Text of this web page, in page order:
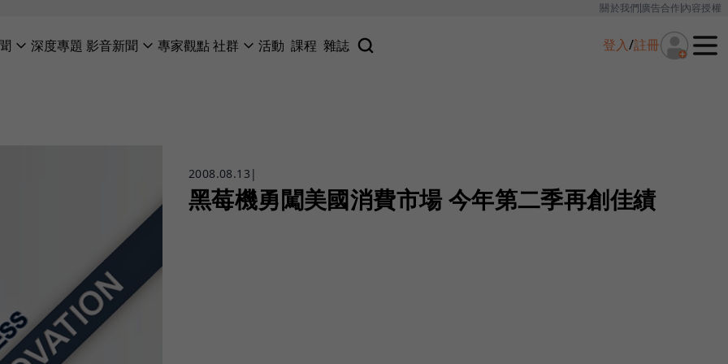
關於我們廣告合作內容授權
深度專題 影音新聞 專家觀點社群 活動 課程 雜誌 登入/註冊
2008.08.13 |
黑莓機勇闖美國消費市場 今年第二季再創佳績